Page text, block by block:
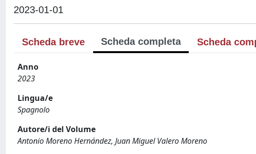
2023-01-01
Scheda breve Scheda completa Scheda
Anno
2023
Lingua/e
Spagnolo
Autore/i del Volume
Antonio Moreno Hernández, Juan Miguel Valero Moreno